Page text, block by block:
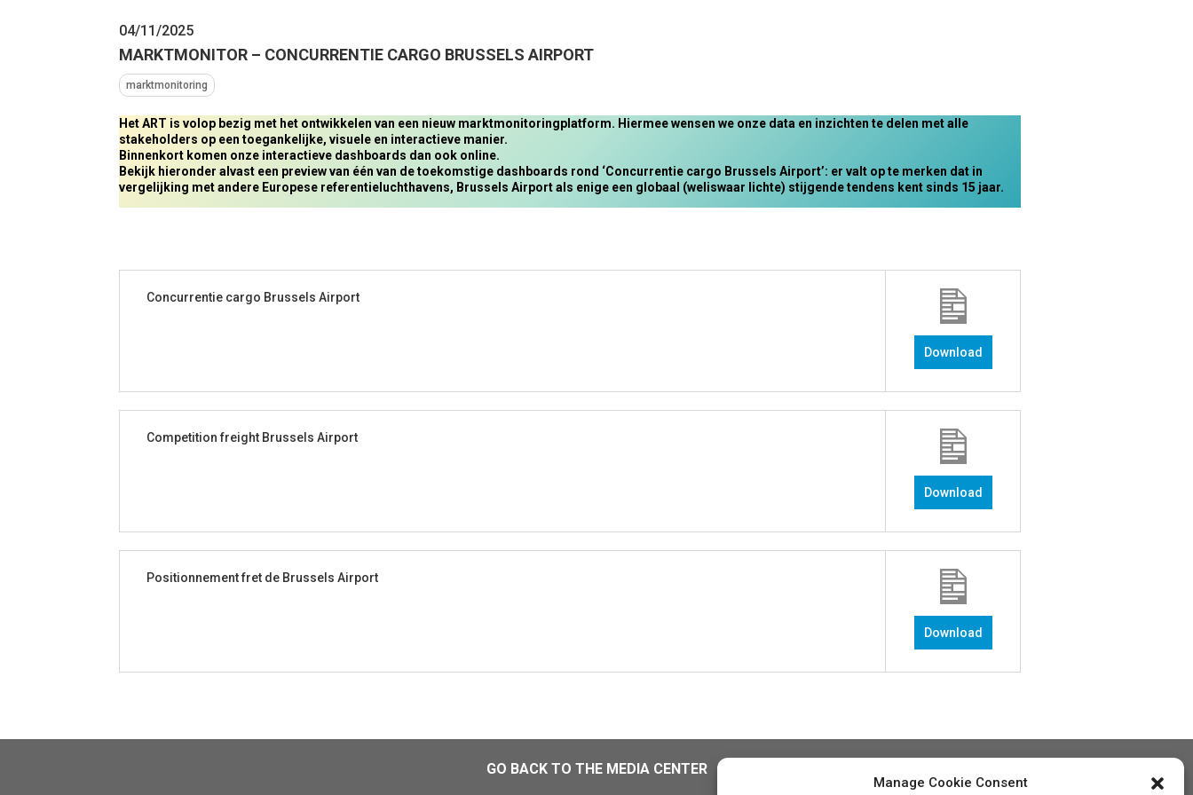
Manage Cookie Consent
04/11/2025
MARKTMONITOR – CONCURRENTIE CARGO BRUSSELS AIRPORT
marktmonitoring
Het ART is volop bezig met het ontwikkelen van een nieuw marktmonitoringplatform. Hiermee wensen we onze data en inzichten te delen met alle
stakeholders op een toegankelijke, visuele en interactieve manier.
Binnenkort komen onze interactieve dashboards dan ook online.
Bekijk hieronder alvast een preview van één van de toekomstige dashboards rond ‘Concurrentie cargo Brussels Airport’: er valt op te merken dat in
vergelijking met andere Europese referentieluchthavens, Brussels Airport als enige een globaal (weliswaar lichte) stijgende tendens kent sinds 15 jaar.
Concurrentie cargo Brussels Airport
Download
Competition freight Brussels Airport
Download
Positionnement fret de Brussels Airport
Download
GO BACK TO THE MEDIA CENTER